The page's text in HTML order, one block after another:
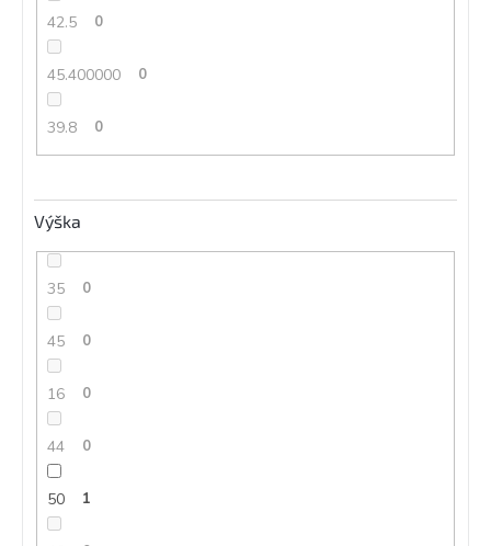
42.5 0
45.400000 0
39.8 0
Výška
35 0
45 0
16 0
44 0
50 1